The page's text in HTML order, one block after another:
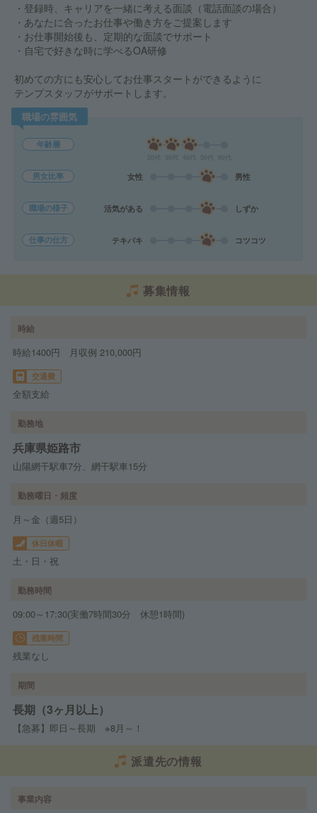
・登録時、キャリアを一緒に考える面談（電話面談の場合）
・あなたに合ったお仕事や働き方をご提案します
・お仕事開始後も、定期的な面談でサポート
・自宅で好きな時に学べるOA研修
初めての方にも安心してお仕事スタートができるように
テンプスタッフがサポートします。
職場の雰囲気
年齢層
男女比率 女性 男性
職場の様子 活気がある しずか
仕事の仕方 テキパキ コツコツ
募集情報
時給
時給1400円 月収例 210,000円
交通費
全額支給
勤務地
兵庫県姫路市
山陽網干駅車7分、網干駅車15分
勤務曜日・頻度
月～金（週5日）
休日休暇
土・日・祝
勤務時間
09:00～17:30(実働7時間30分 休憩1時間)
残業時間
残業なし
期間
長期（3ヶ月以上）
【急募】即日～長期 ※8月～！
派遣先の情報
事業内容